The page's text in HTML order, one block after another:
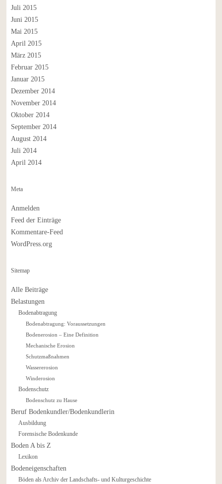
Juli 2015
Juni 2015
Mai 2015
April 2015
März 2015
Februar 2015
Januar 2015
Dezember 2014
November 2014
Oktober 2014
September 2014
August 2014
Juli 2014
April 2014
Meta
Anmelden
Feed der Einträge
Kommentare-Feed
WordPress.org
Sitemap
Alle Beiträge
Belastungen
Bodenabtragung
Bodenabtragung: Voraussetzungen
Bodenerosion – Eine Definition
Mechanische Erosion
Schutzmaßnahmen
Wassererosion
Winderosion
Bodenschutz
Bodenschutz zu Hause
Beruf Bodenkundler/Bodenkundlerin
Ausbildung
Forensische Bodenkunde
Boden A bis Z
Lexikon
Bodeneigenschaften
Böden als Archiv der Landschafts- und Kulturgeschichte